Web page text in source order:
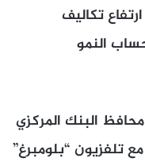
تكاليف
النمو
البنك المركزي
تلفزيون “بلومبرغ”